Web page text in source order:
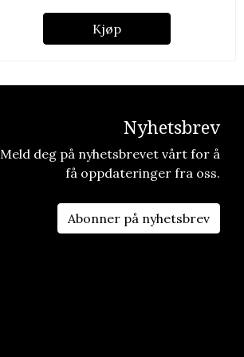
Kjøp
Nyhetsbrev
Meld deg på nyhetsbrevet vårt for å
få oppdateringer fra oss.
Abonner på nyhetsbrev